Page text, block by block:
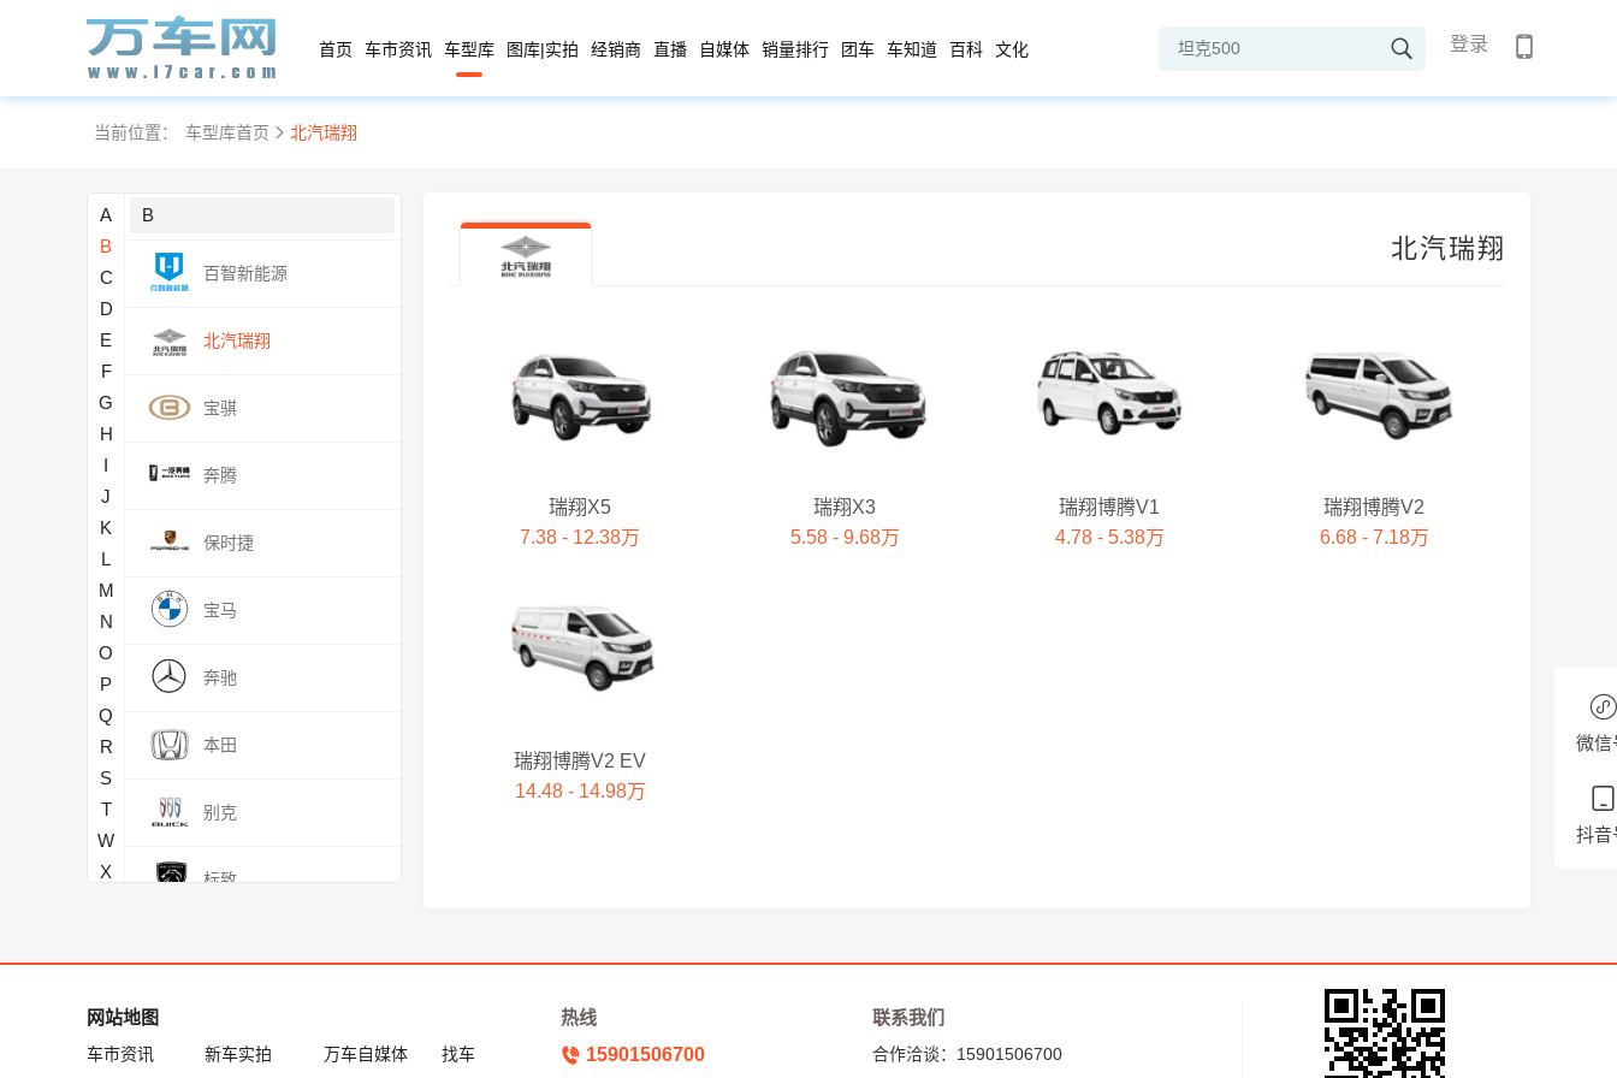
首页 车市资讯 车型库 图库|实拍 经销商 直播 自媒体 销量排行 团车 车知道 百科 文化 登录
当前位置： 车型库首页 北汽瑞翔
A
B
C
D
E
F
G
H
I
J
K
L
M
N
O
P
Q
R
S
T
W
X
爱驰汽车
B
百智新能源
北汽瑞翔
宝骐
奔腾
保时捷
宝马
奔驰
本田
别克
标致
北汽瑞翔
瑞翔X5
7.38 - 12.38万
瑞翔X3
5.58 - 9.68万
瑞翔博腾V1
4.78 - 5.38万
瑞翔博腾V2
6.68 - 7.18万
瑞翔博腾V2 EV
14.48 - 14.98万
微信
抖音
网站地图
车市资讯 新车实拍 万车自媒体 找车
热线
15901506700
联系我们
合作洽谈：15901506700